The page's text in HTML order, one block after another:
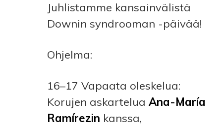
Juhlistamme kansainvälistä
Downin syndrooman -päivää!
Ohjelma:
16–17 Vapaata oleskelua:
Korujen askartelua Ana-María
Ramírezin kanssa,